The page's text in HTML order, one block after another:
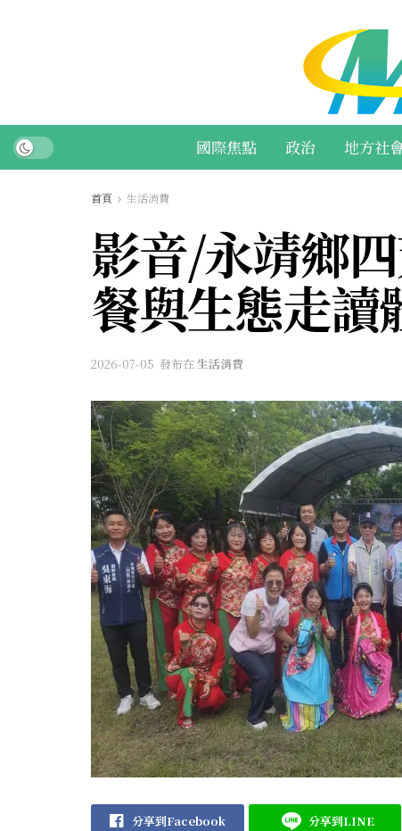
國際焦點 政治 地方社
首頁 生活消費
影音/永靖鄉
餐與生態走讀
2026-07-05 發布在生活消費
分享到Facebook 分享到LINE